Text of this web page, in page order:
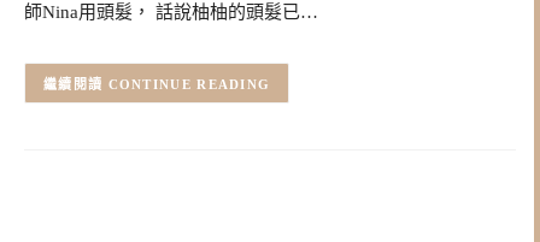
師Nina用頭髮， 話說柚柚的頭髮已…
CONTINUE READING